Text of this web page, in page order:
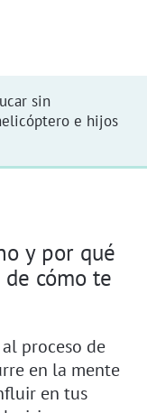
sin
e hijos
y por qué
cómo te
proceso de
en la mente
en tus